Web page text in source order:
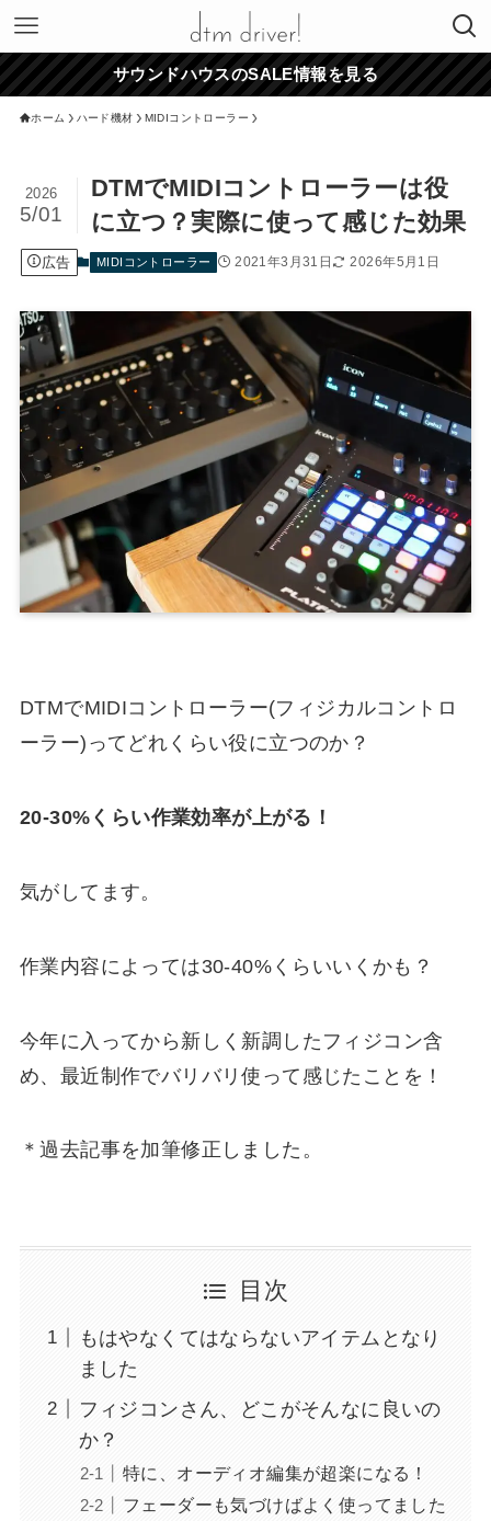
サウンドハウスのSALE情報を見る
ホーム ハード機材 MIDIコントローラー
DTMでMIDIコントローラーは役
に立つ？実際に使って感じた効果
2026
5/01
広告 MIDIコントローラー 2021年3月31日 2026年5月1日
DTMでMIDIコントローラー(フィジカルコントロ
ーラー)ってどれくらい役に立つのか？
20-30%くらい作業効率が上がる！
気がしてます。
作業内容によっては30-40%くらいいくかも？
今年に入ってから新しく新調したフィジコン含
め、最近制作でバリバリ使って感じたことを！
＊過去記事を加筆修正しました。
目次
もはやなくてはならないアイテムとなり
ました
フィジコンさん、どこがそんなに良いの
か？
特に、オーディオ編集が超楽になる！
フェーダーも気づけばよく使ってました